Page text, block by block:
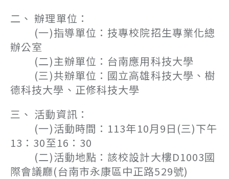
二、 辦理單位：
(一)指導單位：技專校院招生專業化總
辦公室
(二)主辦單位：台南應用科技大學
(三)共辦單位：國立高雄科技大學、樹
德科技大學、正修科技大學
三、 活動資訊：
(一)活動時間：113年10月9日(三)下午
13：30至16：30
(二)活動地點：該校設計大樓D1003國
際會議廳(台南市永康區中正路529號)